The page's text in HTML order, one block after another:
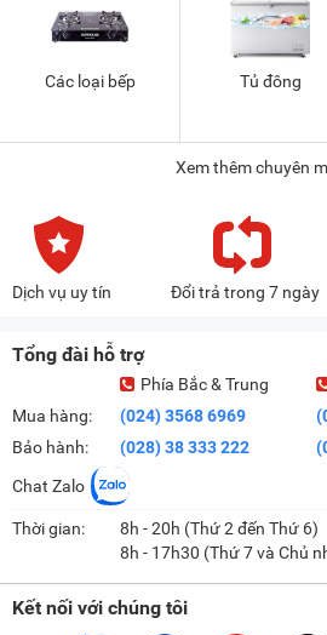
Các loại bếp Tủ đông
Xem thêm chuyên
Dịch vụ uy tín Đổi trả trong 7 ngày
Tổng đài hỗ trợ
Mua hàng:
Bảo hành:
Phía Bắc & Trung
(024) 3568 6969
(028) 38 333 222
Chat Zalo
Thời gian:
8h - 20h (Thứ 2 đến Thứ 6)
8h - 17h30 (Thứ 7 và Chủ
Kết nối với chúng tôi